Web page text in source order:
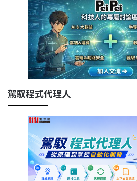
駕馭程式代理人